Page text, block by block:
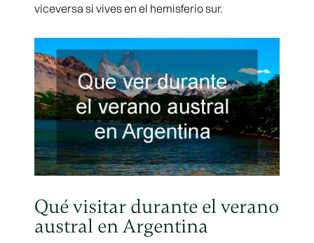
viceversa si vives en el hemisferio sur.
Qué visitar durante el verano
austral en Argentina